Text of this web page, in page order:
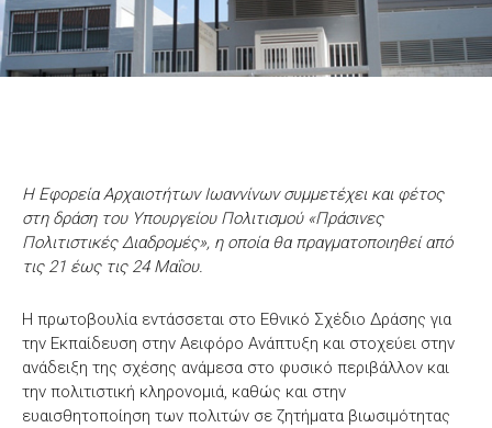
Η Εφορεία Αρχαιοτήτων Ιωαννίνων συμμετέχει και φέτος
στη δράση του Υπουργείου Πολιτισμού «Πράσινες
Πολιτιστικές Διαδρομές», η οποία θα πραγματοποιηθεί από
τις 21 έως τις 24 Μαΐου.
Η πρωτοβουλία εντάσσεται στο Εθνικό Σχέδιο Δράσης για
την Εκπαίδευση στην Αειφόρο Ανάπτυξη και στοχεύει στην
ανάδειξη της σχέσης ανάμεσα στο φυσικό περιβάλλον και
την πολιτιστική κληρονομιά, καθώς και στην
ευαισθητοποίηση των πολιτών σε ζητήματα βιωσιμότητας